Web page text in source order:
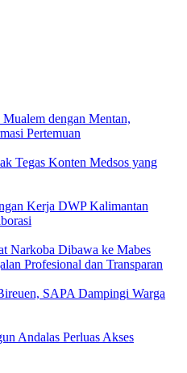
dengan Mentan,
Pertemuan
Tegas Konten Medsos yang
Kerja DWP Kalimantan
Narkoba Dibawa ke Mabes
Profesional dan Transparan
SAPA Dampingi Warga
Andalas Perluas Akses